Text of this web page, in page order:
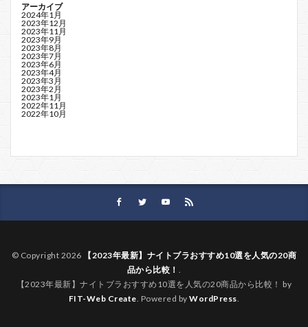
アーカイブ
2024年1月
2023年12月
2023年11月
2023年9月
2023年8月
2023年7月
2023年6月
2023年4月
2023年3月
2023年2月
2023年1月
2022年11月
2022年10月
© Copyright 2026
【2023年最新】ナイトブラおすすめ10選を人気の20商
品から比較！
【2023年最新】ナイトブラおすすめ10選を人気の20商品から比較！ by
FIT-Web Create . Powered byWordPress